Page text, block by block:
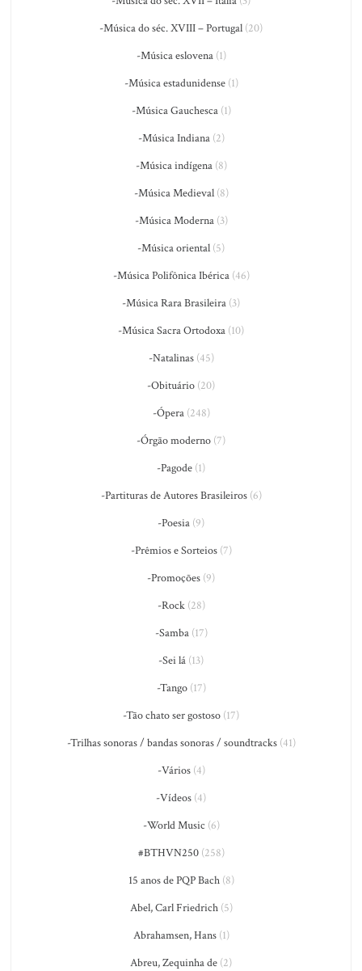
-Música do séc. XVIII – Portugal (20)
-Música eslovena(1)
-Música estadunidense(1)
-Música Gauchesca(1)
-Música Indiana(2)
-Música indígena(8)
-Música Medieval(8)
-Música Moderna(3)
-Música oriental (5)
-Música Polifônica Ibérica(46)
-Música Rara Brasileira (3)
-Música Sacra Ortodoxa (10)
-Natalinas(45)
-Obituário (20)
-Ópera(248)
-Órgão moderno (7)
-Pagode (1)
-Partituras de Autores Brasileiros(6)
-Poesia (9)
-Prêmios e Sorteios(7)
-Promoções (9)
-Rock(28)
-Samba(17)
-Sei lá (13)
-Tango(17)
-Tão chato ser gostoso (17)
-Trilhas sonoras / bandas sonoras / soundtracks(41)
-Vários(4)
-Vídeos (4)
-World Music (6)
#BTHVN250(258)
15 anos de PQP Bach(8)
Abel, Carl Friedrich(5)
Abrahamsen, Hans(1)
Abreu, Zequinha de (2)